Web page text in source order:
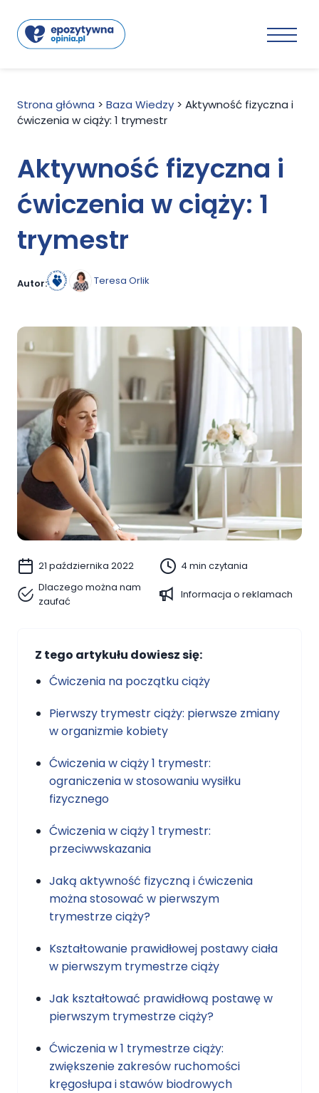
Strona główna > Baza Wiedzy > Aktywność fizyczna i
ćwiczenia w ciąży: 1 trymestr
Aktywność fizyczna i
ćwiczenia w ciąży: 1
trymestr
Autor: Teresa Orlik
21 października 2022
4 min czytania
Dlaczego można nam
zaufać
Informacja o reklamach
Z tego artykułu dowiesz się:
Ćwiczenia na początku ciąży
Pierwszy trymestr ciąży: pierwsze zmiany
w organizmie kobiety
Ćwiczenia w ciąży 1 trymestr:
ograniczenia w stosowaniu wysiłku
fizycznego
Ćwiczenia w ciąży 1 trymestr:
przeciwwskazania
Jaką aktywność fizyczną i ćwiczenia
można stosować w pierwszym
trymestrze ciąży?
Kształtowanie prawidłowej postawy ciała
w pierwszym trymestrze ciąży
Jak kształtować prawidłową postawę w
pierwszym trymestrze ciąży?
Ćwiczenia w 1 trymestrze ciąży:
zwiększenie zakresów ruchomości
kręgosłupa i stawów biodrowych